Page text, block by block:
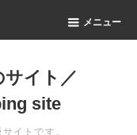
メニュー
イト／
site
イトです。